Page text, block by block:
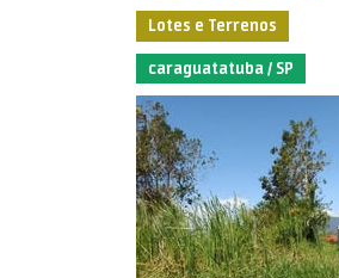
Lotes e Terrenos
caraguatatuba / SP